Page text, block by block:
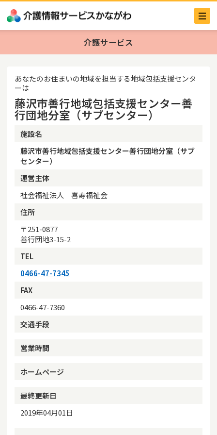
介護サービス
あなたのお住まいの地域を担当する地域包括支援センタ
ーは
藤沢市善行地域包括支援センター善
行団地分室（サブセンター）
施設名
藤沢市善行地域包括支援センター善行団地分室（サブ
センター）
運営主体
社会福祉法人 喜寿福祉会
住所
〒251-0877
善行団地3-15-2
TEL
0466-47-7345
FAX
0466-47-7360
交通手段
営業時間
ホームページ
最終更新日
2019年04月01日